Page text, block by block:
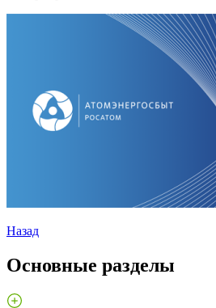
Назад
Основные разделы